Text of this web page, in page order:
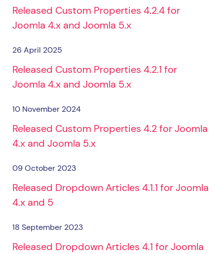
Released Custom Properties 4.2.4 for
Joomla 4.x and Joomla 5.x
26 April 2025
Released Custom Properties 4.2.1 for
Joomla 4.x and Joomla 5.x
10 November 2024
Released Custom Properties 4.2 for Joomla
4.x and Joomla 5.x
09 October 2023
Released Dropdown Articles 4.1.1 for Joomla
4.x and 5
18 September 2023
Released Dropdown Articles 4.1 for Joomla